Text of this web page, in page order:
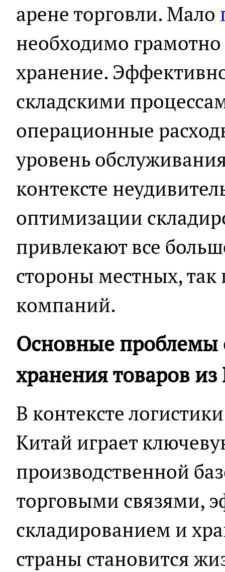
арене торговли. Мало
необходимо грамотно
хранение.
складскими
операционные
уровень
контексте
оптимизации
привлекают все
стороны местных,
компаний.
Основные проблемы
хранения товаров из
В контексте
Китай играет
производственной
торговыми связями,
складированием и
страны становится